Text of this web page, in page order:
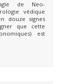
de Neo-
védique
douze signes
que cette
est